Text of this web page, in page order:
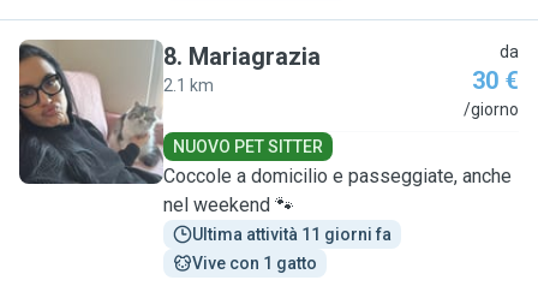
M
8. Mariagrazia
2.1 km
da
30 €
/giorno
NUOVO PET SITTER
Coccole a domicilio e passeggiate, anche
nel weekend 🐾
Ultima attività 11 giorni fa
Vive con 1 gatto